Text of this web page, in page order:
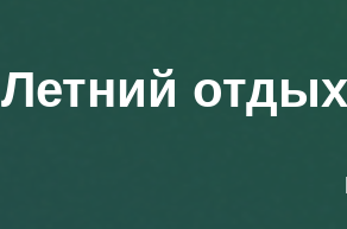
Летний